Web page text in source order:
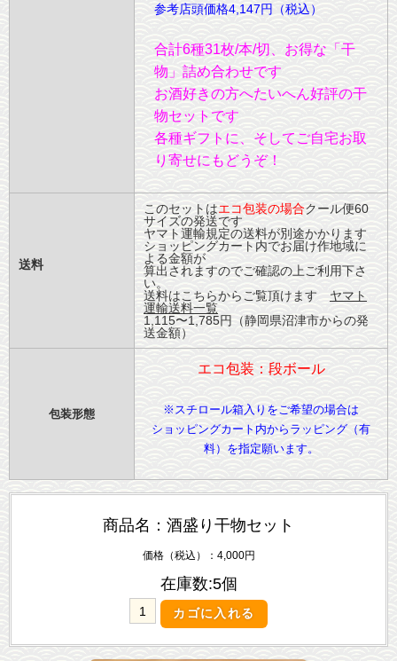
参考店頭価格4,147円（税込）
合計6種31枚/本/切、お得な「干
物」詰め合わせです
お酒好きの方へたいへん好評の干
物セットです
各種ギフトに、そしてご自宅お取
り寄せにもどうぞ！
送料
このセットはエコ包装の場合クール便60
サイズの発送です
ヤマト運輸規定の送料が別途かかります
ショッピングカート内でお届け作地域に
よる金額が
算出されますのでご確認の上ご利用下さ
い。
送料はこちらからご覧頂けます ヤマト
運輸送料一覧
1,115〜1,785円（静岡県沼津市からの発
送金額）
包装形態
エコ包装：段ボール
※スチロール箱入りをご希望の場合は
ショッピングカート内からラッピング（有
料）を指定願います。
商品名：酒盛り干物セット
価格（税込）：4,000円
在庫数:5個